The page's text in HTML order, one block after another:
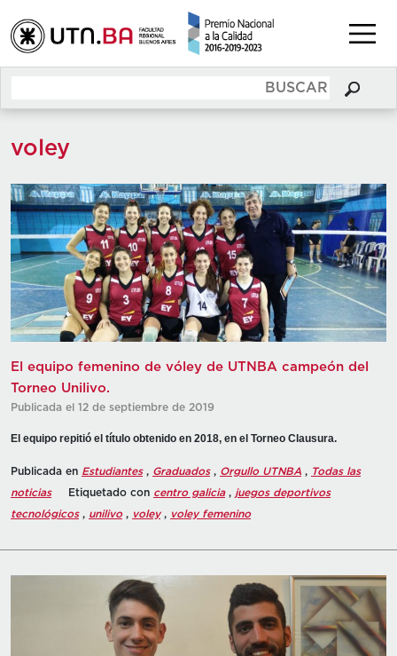
voley
El equipo femenino de vóley de UTNBA campeón del
Torneo Unilivo.
Publicada el 12 de septiembre de 2019
El equipo repitió el título obtenido en 2018, en el Torneo Clausura.
Publicada en Estudiantes, Graduados, Orgullo UTNBA , Todas las
noticias
Etiquetado con centro galicia, juegos deportivos
tecnológicos, unilivo, voley, voley femenino